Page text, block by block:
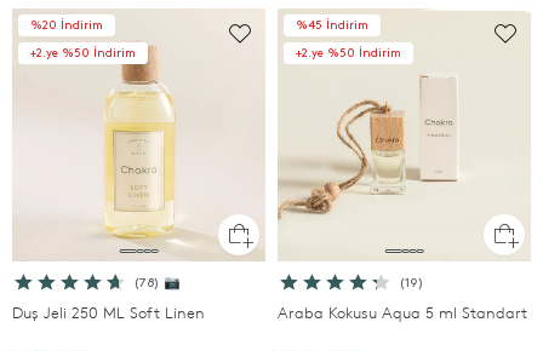
%20 İndirim
+2.ye %50 İndirim
(78) 📷
Duş Jeli 250 ML Soft Linen
%45 İndirim
+2.ye %50 İndirim
(19)
Araba Kokusu Aqua 5 ml Standart